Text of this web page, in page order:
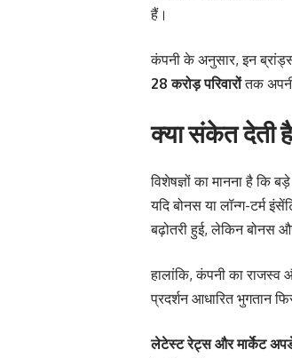
हैं।
कंपनी के अनुसार, इन
28 करोड़ परिवारोंतक
क्या संकेत देती
विशेषज्ञों का मानना है कि
यदि बोनस या लॉन्ग-टर्म
बढ़ोतरी हुई, लेकिन बोनस
हालांकि, कंपनी का राजस्व
प्रदर्शन आधारित भुगतान
लेटेस्ट रेट्स और मार्केट